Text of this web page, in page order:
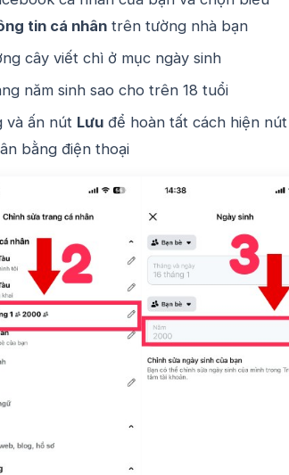
tin cá nhân trên tường nhà bạn
cây viết chì ở mục ngày sinh
năm sinh sao cho trên 18 tuổi
và ấn nút Lưu để hoàn tất cách hiện nút
bằng điện thoại